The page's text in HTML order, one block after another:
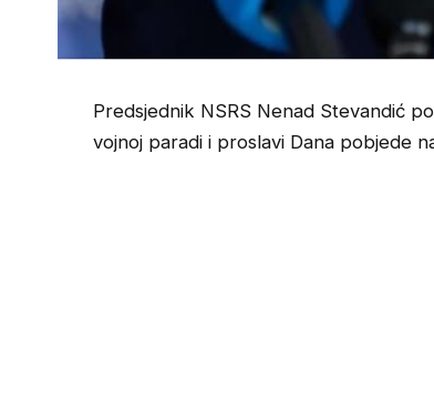
Predsjednik NSRS Nenad Stevandić
vojnoj paradi i proslavi Dana pobjede